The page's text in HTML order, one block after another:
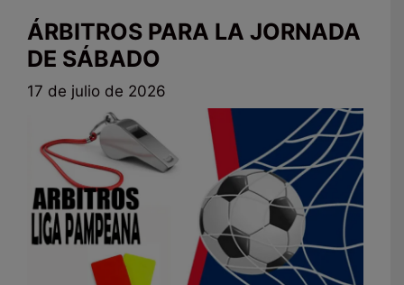
ÁRBITROS PARA LA JORNADA
DE SÁBADO
17 de julio de 2026